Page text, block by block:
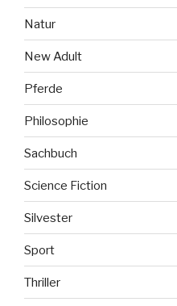
Natur
New Adult
Pferde
Philosophie
Sachbuch
Science Fiction
Silvester
Sport
Thriller